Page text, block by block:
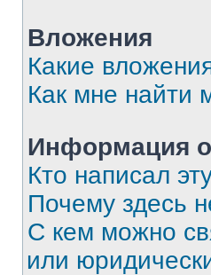
Вложения
Какие
Как мне найти
Информация
Кто написал
Почему здесь
С кем можно
или